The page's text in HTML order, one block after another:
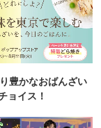
豊かなおばんざい
ョイス！